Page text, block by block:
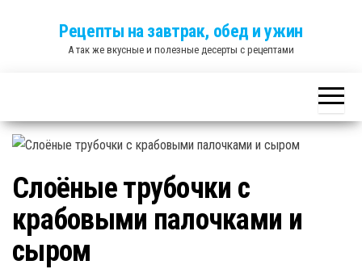
Рецепты на завтрак, обед и ужин
А так же вкусные и полезные десерты с рецептами
Слоёные трубочки с
крабовыми палочками и
сыром